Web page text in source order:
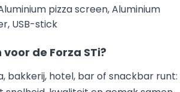
pizza screen, Aluminium
USB-stick
de Forza STi?
bakkerij, hotel, bar of snackbar runt: